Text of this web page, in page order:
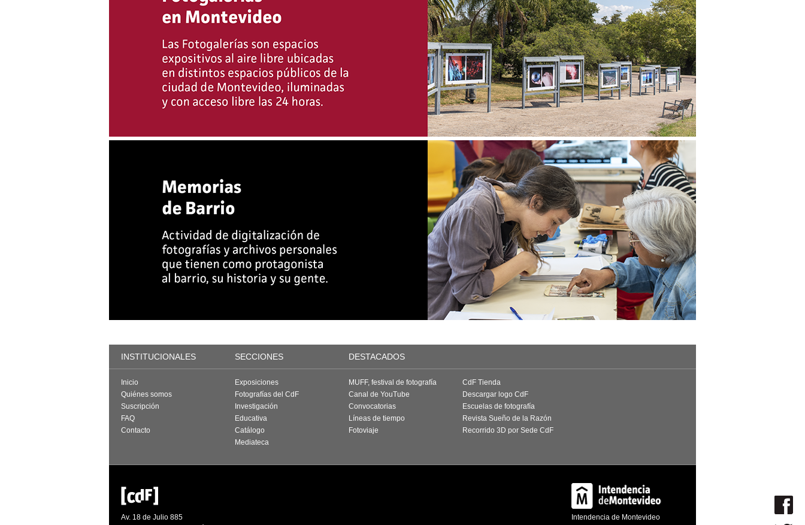
INSTITUCIONALES SECCIONES DESTACADOS
Inicio
Quiénes somos
Suscripción
FAQ
Contacto
Exposiciones
Fotografías del CdF
Investigación
Educativa
Catálogo
Mediateca
MUFF, festival de fotografía
Canal de YouTube
Convocatorias
Líneas de tiempo
Fotoviaje
CdF Tienda
Descargar logo CdF
Escuelas de fotografía
Revista Sueño de la Razón
Recorrido 3D por Sede CdF
Av. 18 de Julio 885
Intendencia de Montevideo